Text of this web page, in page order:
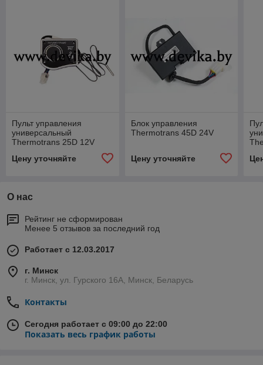
Пульт управления
универсальный
Thermotrans 25D 12V
Цену уточняйте
Блок управления
Thermotrans 45D 24V
Цену уточняйте
О нас
Рейтинг не сформирован
Менее 5 отзывов за последний год
Работает с 12.03.2017
г. Минск
г. Минск, ул. Гурского 16А, Минск, Беларусь
Контакты
Сегодня работает с 09:00 до 22:00
Показать весь график работы